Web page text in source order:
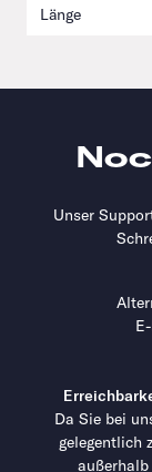
Länge
Unser
Da Sie bei
gelegentlich